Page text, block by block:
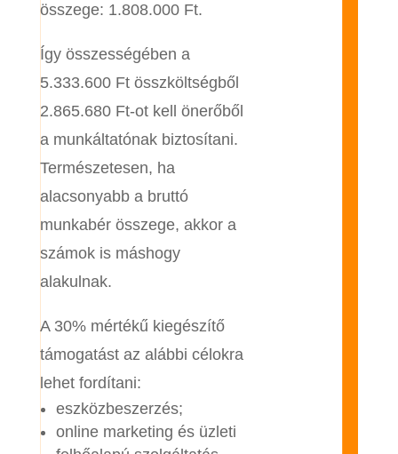
összege: 1.808.000 Ft.
Így összességében a
5.333.600 Ft összköltségből
2.865.680 Ft-ot kell önerőből
a munkáltatónak biztosítani.
Természetesen, ha
alacsonyabb a bruttó
munkabér összege, akkor a
számok is máshogy
alakulnak.
A 30% mértékű kiegészítő
támogatást az alábbi célokra
lehet fordítani:
eszközbeszerzés;
online marketing és üzleti